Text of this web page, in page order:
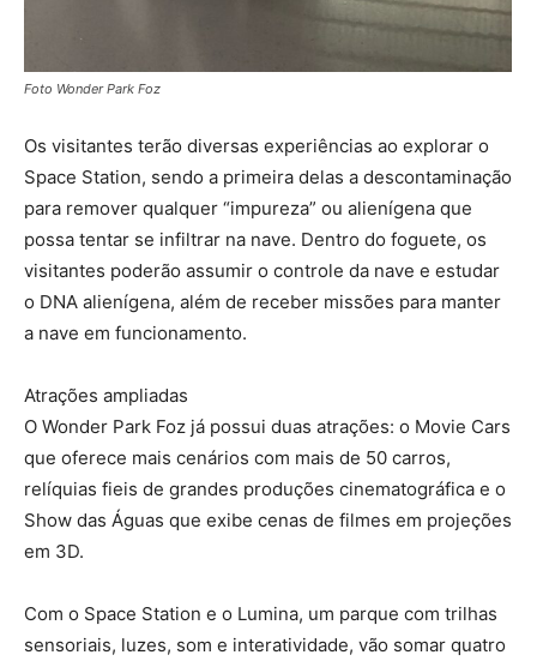
Foto Wonder Park Foz
Os visitantes terão diversas experiências ao explorar o
Space Station, sendo a primeira delas a descontaminação
para remover qualquer “impureza” ou alienígena que
possa tentar se infiltrar na nave. Dentro do foguete, os
visitantes poderão assumir o controle da nave e estudar
o DNA alienígena, além de receber missões para manter
a nave em funcionamento.
Atrações ampliadas
O Wonder Park Foz já possui duas atrações: o Movie Cars
que oferece mais cenários com mais de 50 carros,
relíquias fieis de grandes produções cinematográfica e o
Show das Águas que exibe cenas de filmes em projeções
em 3D.
Com o Space Station e o Lumina, um parque com trilhas
sensoriais, luzes, som e interatividade, vão somar quatro